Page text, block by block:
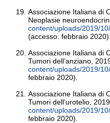
Associazione Italiana di
Neoplasie
content/uploads/2019/
(accesso: febbraio 2020).
Associazione Italiana di
Tumori dell’anziano,
content/uploads/2019/
febbraio 2020).
Associazione Italiana di
Tumori dell’urotelio,
content/uploads/2019/
febbraio 2020).